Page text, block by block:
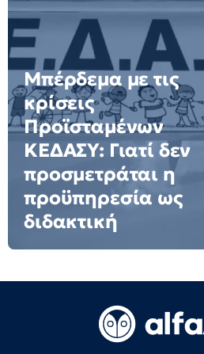
Μπέρδεμα με τις
κρίσεις
Προϊσταμένων
ΚΕΔΑΣΥ: Γιατί δεν
προσμετράται η
προϋπηρεσία ως
διδακτική